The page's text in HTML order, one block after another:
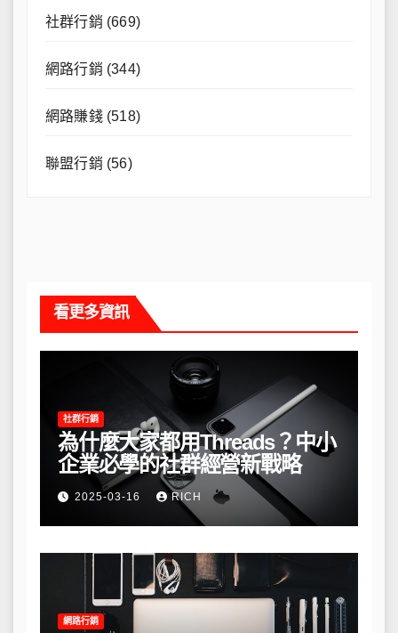
社群行銷 (669)
網路行銷 (344)
網路賺錢(518)
聯盟行銷 (56)
看更多資訊
社群行銷
為什麼大家都用Threads？中小
企業必學的社群經營新戰略
2025-03-16 RICH
網路行銷